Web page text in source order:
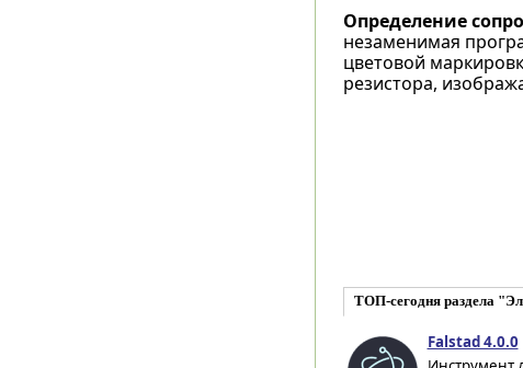
Определение
незаменимая
цветовой
резистора,
ТОП-сегодня раздела
Falstad 4.0.0